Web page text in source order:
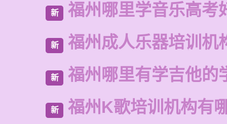
新 福州哪里学音乐高考
新 福州成人乐器培训机
新 福州哪里有学吉他的
新 福州K歌培训机构有